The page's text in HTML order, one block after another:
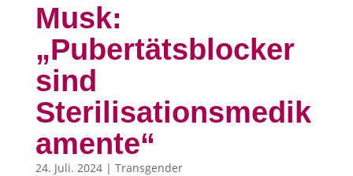
Musk:
„Pubertätsblocker
sind
Sterilisationsmedik
amente“
24. Juli. 2024| Transgender